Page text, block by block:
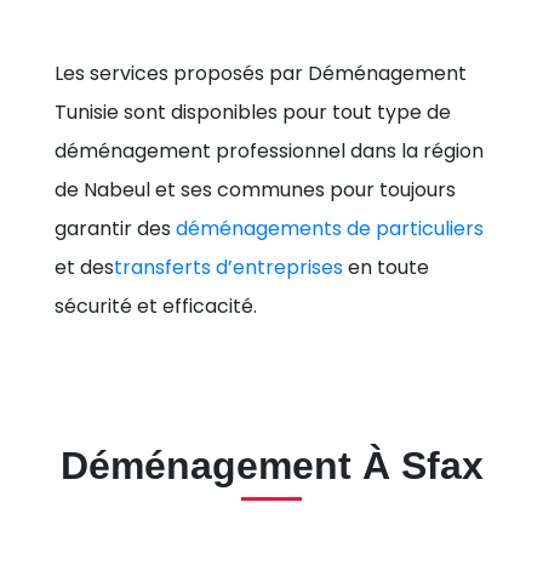
Les services proposés par Déménagement
Tunisie sont disponibles pour tout type de
déménagement professionnel dans la région
de Nabeul et ses communes pour toujours
garantir des déménagements de particuliers
et destransferts d’entreprisesen toute
sécurité et efficacité.
Déménagement À Sfax